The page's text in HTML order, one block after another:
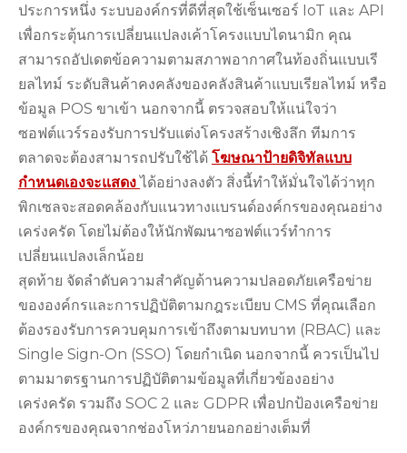
ประการหนึ่ง ระบบองค์กรที่ดีที่สุดใช้เซ็นเซอร์ IoT และ API
เพื่อกระตุ้นการเปลี่ยนแปลงเค้าโครงแบบไดนามิก คุณ
สามารถอัปเดตข้อความตามสภาพอากาศในท้องถิ่นแบบเรี
ยลไทม์ ระดับสินค้าคงคลังของคลังสินค้าแบบเรียลไทม์ หรือ
ข้อมูล POS ขาเข้า นอกจากนี้ ตรวจสอบให้แน่ใจว่า
ซอฟต์แวร์รองรับการปรับแต่งโครงสร้างเชิงลึก ทีมการ
ตลาดจะต้องสามารถปรับใช้ได้ โฆษณาป้ายดิจิทัลแบบ
กำหนดเองจะแสดงได้อย่างลงตัว สิ่งนี้ทำให้มั่นใจได้ว่าทุก
พิกเซลจะสอดคล้องกับแนวทางแบรนด์องค์กรของคุณอย่าง
เคร่งครัด โดยไม่ต้องให้นักพัฒนาซอฟต์แวร์ทำการ
เปลี่ยนแปลงเล็กน้อย
สุดท้าย จัดลำดับความสำคัญด้านความปลอดภัยเครือข่าย
ขององค์กรและการปฏิบัติตามกฎระเบียบ CMS ที่คุณเลือก
ต้องรองรับการควบคุมการเข้าถึงตามบทบาท (RBAC) และ
Single Sign-On (SSO) โดยกำเนิด นอกจากนี้ ควรเป็นไป
ตามมาตรฐานการปฏิบัติตามข้อมูลที่เกี่ยวข้องอย่าง
เคร่งครัด รวมถึง SOC 2 และ GDPR เพื่อปกป้องเครือข่าย
องค์กรของคุณจากช่องโหว่ภายนอกอย่างเต็มที่